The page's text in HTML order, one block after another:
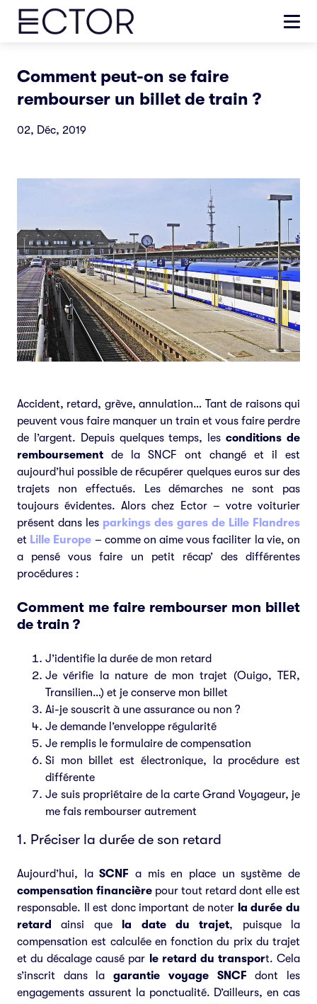
Comment peut-on se faire
rembourser un billet de train ?
02, Déc, 2019
Accident, retard, grève, annulation… Tant de raisons qui
peuvent vous faire manquer un train et vous faire perdre
de l’argent. Depuis quelques temps, lesconditions de
remboursement de la SNCF ont changé et il est
aujourd’hui possible de récupérer quelques euros sur des
trajets non effectués. Les démarches ne sont pas
toujours évidentes. Alors chez Ector – votre voiturier
présent dans les parkings des gares de Lille Flandres
et Lille Europe – comme on aime vous faciliter la vie, on
a pensé vous faire un petit récap’ des différentes
procédures :
Comment me faire rembourser mon billet
de train ?
J’identifie la durée de mon retard
Je vérifie la nature de mon trajet (Ouigo, TER,
Transilien…) et je conserve mon billet
Ai-je souscrit à une assurance ou non ?
Je demande l’enveloppe régularité
Je remplis le formulaire de compensation
Si mon billet est électronique, la procédure est
différente
Je suis propriétaire de la carte Grand Voyageur, je
me fais rembourser autrement
1. Préciser la durée de son retard
Aujourd’hui, laSCNF a mis en place un système de
compensation financière pour tout retard dont elle est
responsable. Il est donc important de noter la durée du
retardainsi que la date du trajet, puisque la
compensation est calculée en fonction du prix du trajet
et du décalage causé par le retard du transport. Cela
s’inscrit dans la garantie voyage SNCF dont les
engagements assurent la ponctualité. D’ailleurs, en cas